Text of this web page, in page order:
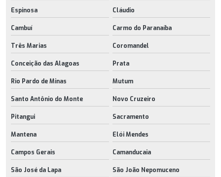
Espinosa Cláudio
Cambuí Carmo do Paranaíba
Três Marias Coromandel
Conceição das Alagoas Prata
Rio Pardo de Minas Mutum
Santo Antônio do Monte Novo Cruzeiro
Pitangui Sacramento
Mantena Elói Mendes
Campos Gerais Camanducaia
São José da Lapa São João Nepomuceno